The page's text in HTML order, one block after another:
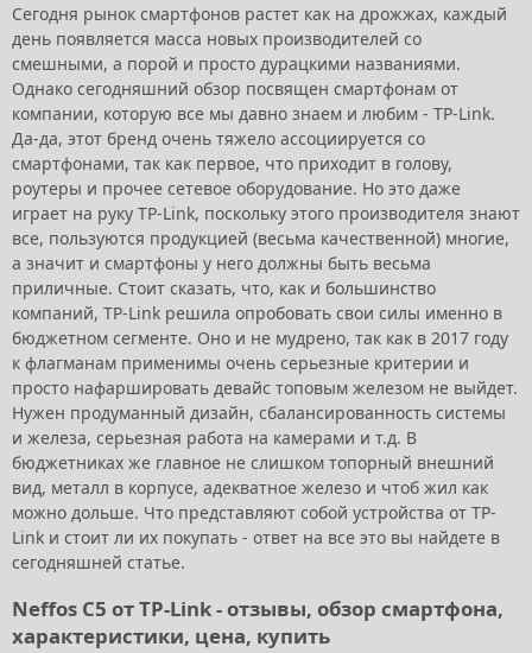
Сегодня рынок смартфонов растет как на дрожжах, каждый
день появляется масса новых производителей со
смешными, а порой и просто дурацкими названиями.
Однако сегодняшний обзор посвящен смартфонам от
компании, которую все мы давно знаем и любим - TP-Link.
Да-да, этот бренд очень тяжело ассоциируется со
смартфонами, так как первое, что приходит в голову,
роутеры и прочее сетевое оборудование. Но это даже
играет на руку TP-Link, поскольку этого производителя знают
все, пользуются продукцией (весьма качественной) многие,
а значит и смартфоны у него должны быть весьма
приличные. Стоит сказать, что, как и большинство
компаний, TP-Link решила опробовать свои силы именно в
бюджетном сегменте. Оно и не мудрено, так как в 2017 году
к флагманам применимы очень серьезные критерии и
просто нафаршировать девайс топовым железом не выйдет.
Нужен продуманный дизайн, сбалансированность системы
и железа, серьезная работа на камерами и т.д. В
бюджетниках же главное не слишком топорный внешний
вид, металл в корпусе, адекватное железо и чтоб жил как
можно дольше. Что представляют собой устройства от TP-
Link и стоит ли их покупать - ответ на все это вы найдете в
сегодняшней статье.
Neffos C5 от TP-Link - отзывы, обзор смартфона,
характеристики, цена, купить